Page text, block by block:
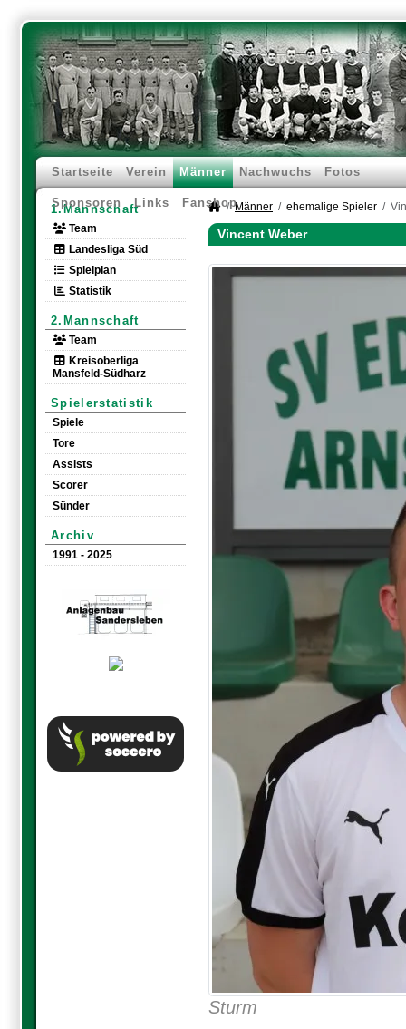
Startseite Verein Männer Nachwuchs Fotos
Sponsoren Links Fanshop
1.Mannschaft
Team
Landesliga Süd
Spielplan
Statistik
2.Mannschaft
Team
Kreisoberliga
Mansfeld-Südharz
Spielerstatistik
Spiele
Tore
Assists
Scorer
Sünder
Archiv
1991 - 2025
Männer ehemalige Spieler
Vincent Weber
Sturm